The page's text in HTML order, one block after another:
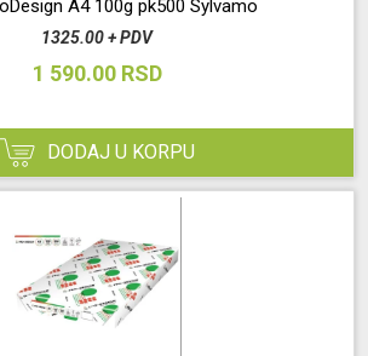
A4 100g pk500 Sylvamo
1325.00 + PDV
1 590.00 RSD
DODAJ U KORPU